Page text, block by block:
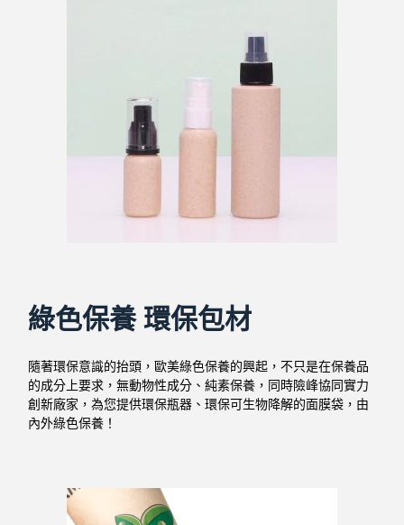
綠色保養 環保包材
隨著環保意識的抬頭，歐美綠色保養的興起，不只是在保養品
的成分上要求，無動物性成分、純素保養，同時險峰協同實力
創新廠家，為您提供環保瓶器、環保可生物降解的面膜袋，由
內外綠色保養！